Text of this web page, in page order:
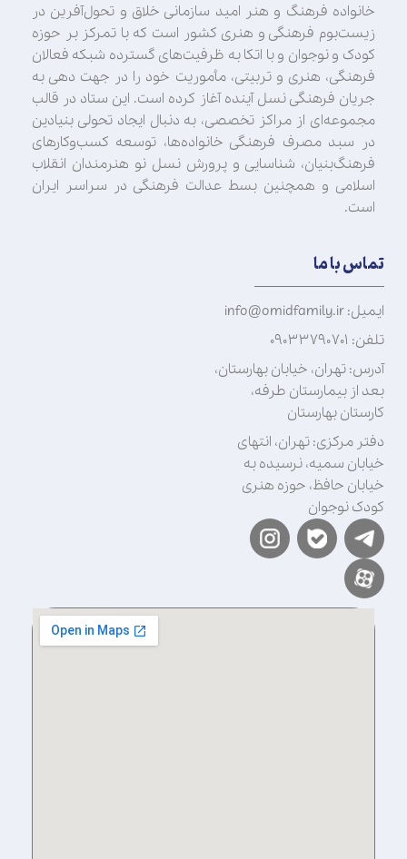
خانواده فرهنگ و هنر امید سازمانی خلاق و تحول‌آفرین در
زیست‌بوم فرهنگی و هنری کشور است که با تمرکز بر حوزه
کودک و نوجوان و با اتکا به ظرفیت‌های گسترده شبکه فعالان
فرهنگی، هنری و تربیتی، مأموریت خود را در جهت‌ دهی به
جریان فرهنگی نسل آینده آغاز کرده است. این ستاد در قالب
مجموعه‌ای از مراکز تخصصی، به دنبال ایجاد تحولی بنیادین
در سبد مصرف فرهنگی خانواده‌ها، توسعه کسب‌وکارهای
فرهنگ‌بنیان، شناسایی و پرورش نسل نو هنرمندان انقلاب
اسلامی و همچنین بسط عدالت فرهنگی در سراسر ایران
است.
تماس با ما
ایمیل: info@omidfamily.ir
تلفن: ۰۹۰۳۳۷۹۰۷۰۱
آدرس: تهران، خیابان بهارستان،
بعد از بیمارستان طرفه،
کارستان بهارستان
دفتر مرکزی: تهران، انتهای
خیابان سمیه، نرسیده به
خیابان حافظ، حوزه هنری
کودک نوجوان